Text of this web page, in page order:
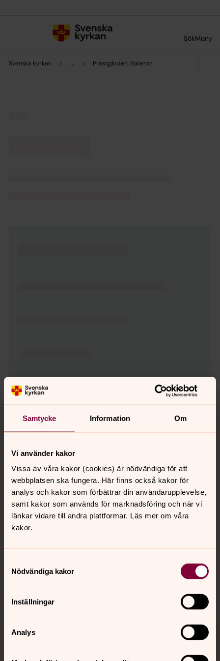
Samtycke Information Om
Vi använder kakor
Vissa av våra kakor (cookies) är nödvändiga för att
webbplatsen ska fungera. Här finns också kakor för
analys och kakor som förbättrar din användarupplevelse,
samt kakor som används för marknadsföring och när vi
länkar vidare till andra plattformar. Läs mer om våra
kakor.
Nödvändiga kakor
Inställningar
Analys
SökMeny
Svenska kyrkan ... Prästgården, Sollerön
Tillbaka till toppen
Tillbaka till innehållet
Kontakt
Kalender
Hitta snabbt
Sociala kanaler